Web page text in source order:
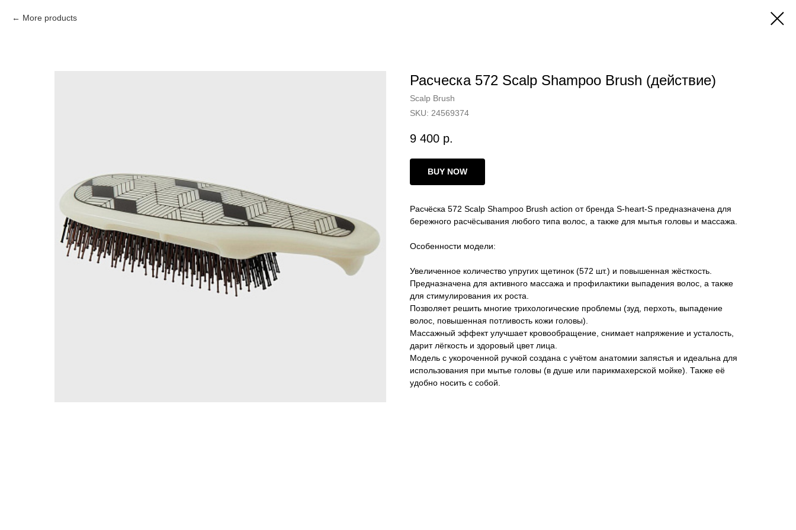
More products
Расческа 572 Scalp Shampoo Brush (действие)
Scalp Brush
SKU: 24569374
9 400 р.
BUY NOW
Расчёска 572 Scalp Shampoo Brush action от бренда S-heart-S предназначена для
бережного расчёсывания любого типа волос, а также для мытья головы и массажа.
Особенности модели:
Увеличенное количество упругих щетинок (572 шт.) и повышенная жёсткость.
Предназначена для активного массажа и профилактики выпадения волос, а также
для стимулирования их роста.
Позволяет решить многие трихологические проблемы (зуд, перхоть, выпадение
волос, повышенная потливость кожи головы).
Массажный эффект улучшает кровообращение, снимает напряжение и усталость,
дарит лёгкость и здоровый цвет лица.
Модель с укороченной ручкой создана с учётом анатомии запястья и идеальна для
использования при мытье головы (в душе или парикмахерской мойке). Также её
удобно носить с собой.